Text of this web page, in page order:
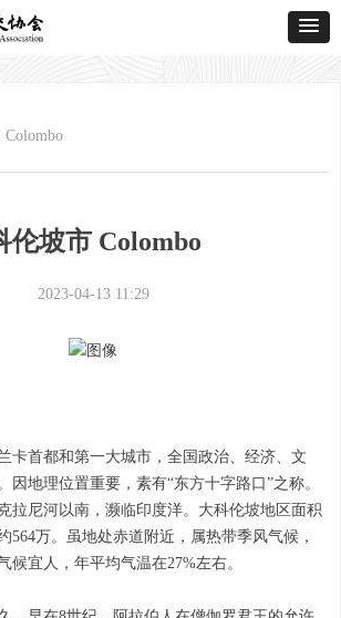
伦坡市 Colombo
卡首都和第一大城市，全国政治、经济、文
因地理位置重要，素有“东方十字路口”之称。
拉尼河以南，濒临印度洋。大科伦坡地区面积
564万。虽地处赤道附近，属热带季风气候，
候宜人，年平均气温在27%左右。
2023-04-13 11:29